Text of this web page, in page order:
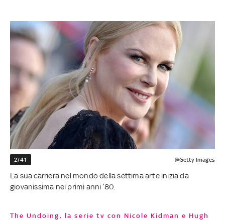
2/41 @Getty Images
La sua carriera nel mondo della settima arte inizia da
giovanissima nei primi anni ’80.
The Undoing, la serie tv con Nicole Kidman e Hugh